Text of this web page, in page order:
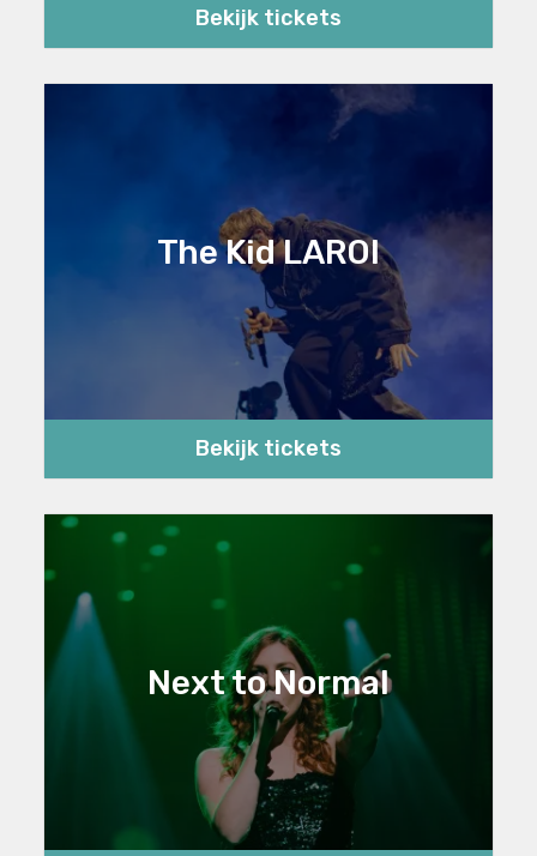
Bekijk tickets
The Kid LAROI
Bekijk tickets
Next to Normal